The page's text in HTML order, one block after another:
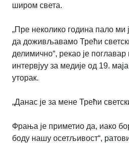
широм света.
„Пре неколико година пало ми
да доживљавамо Трећи
делимично“, рекао је поглавар
интервјуу за медије од 19.
уторак.
„Данас је за мене Трећи
Фрања је приметио да, иако
боду нашу осетљивост“,